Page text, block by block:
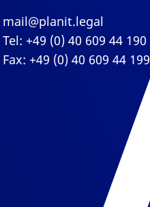
mail@planit.legal
Tel: +49 (0) 40 609 44 190
Fax: +49 (0) 40 609 44 199